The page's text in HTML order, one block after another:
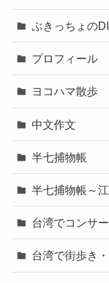
ぶきっちょの
プロフィール
ヨコハマ散歩
中文作文
半七捕物帳
半七捕物帳～
台湾でコンサ
台湾で街歩き